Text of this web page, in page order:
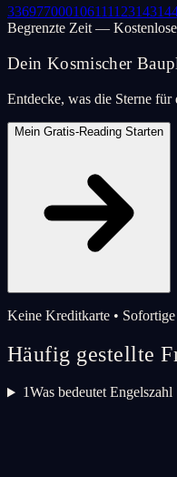
336977000106111123143
Begrenzte Zeit —
Dein Kosmischer
Entdecke, was die Sterne für
Mein Gratis-Reading Starten
Keine Kreditkarte •
Häufig gestellte
1Was bedeutet Engelszahl